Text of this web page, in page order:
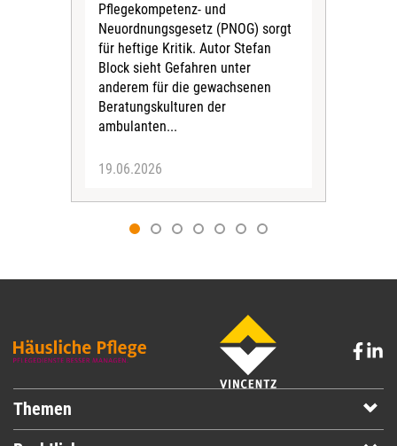
Pflegekompetenz- und
Neuordnungsgesetz (PNOG) sorgt
für heftige Kritik. Autor Stefan
Block sieht Gefahren unter
anderem für die gewachsenen
Beratungskulturen der
ambulanten...
19.06.2026
Themen